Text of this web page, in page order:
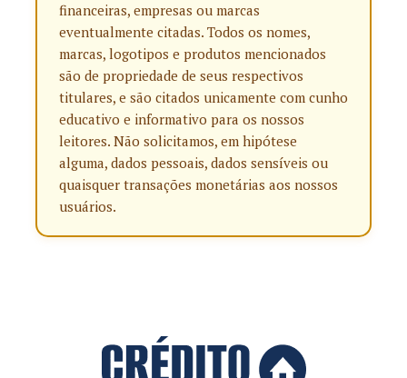
financeiras, empresas ou marcas
eventualmente citadas. Todos os nomes,
marcas, logotipos e produtos mencionados
são de propriedade de seus respectivos
titulares, e são citados unicamente com cunho
educativo e informativo para os nossos
leitores. Não solicitamos, em hipótese
alguma, dados pessoais, dados sensíveis ou
quaisquer transações monetárias aos nossos
usuários.